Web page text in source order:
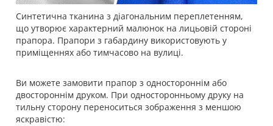
Синтетична тканина з діагональним переплетенням,
що утворює характерний малюнок на лицьовій стороні
прапора. Прапори з габардину використовують у
приміщеннях або тимчасово на вулиці.
Ви можете замовити прапор з одностороннім або
двостороннім друком. При односторонньому друку на
тильну сторону переноситься зображення з меншою
яскравістю: